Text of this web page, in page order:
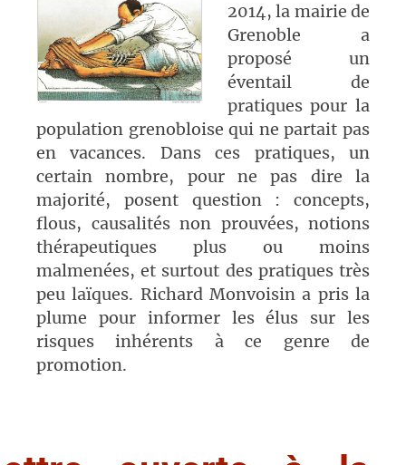
2014, la mairie de
Grenoble a
proposé un
éventail de
pratiques pour la
population grenobloise qui ne partait pas
en vacances. Dans ces pratiques, un
certain nombre, pour ne pas dire la
majorité, posent question : concepts,
flous, causalités non prouvées, notions
thérapeutiques plus ou moins
malmenées, et surtout des pratiques très
peu laïques. Richard Monvoisin a pris la
plume pour informer les élus sur les
risques inhérents à ce genre de
promotion.